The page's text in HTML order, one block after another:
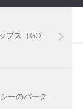
プス（GO!
ーのパーク